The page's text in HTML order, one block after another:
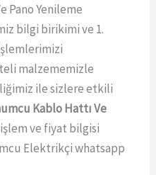
Pano Yenileme
bilgi birikimi ve 1.
malzememizle
ile sizlere etkili
Kablo Hattı Ve
ve fiyat bilgisi
Elektrikçi whatsapp